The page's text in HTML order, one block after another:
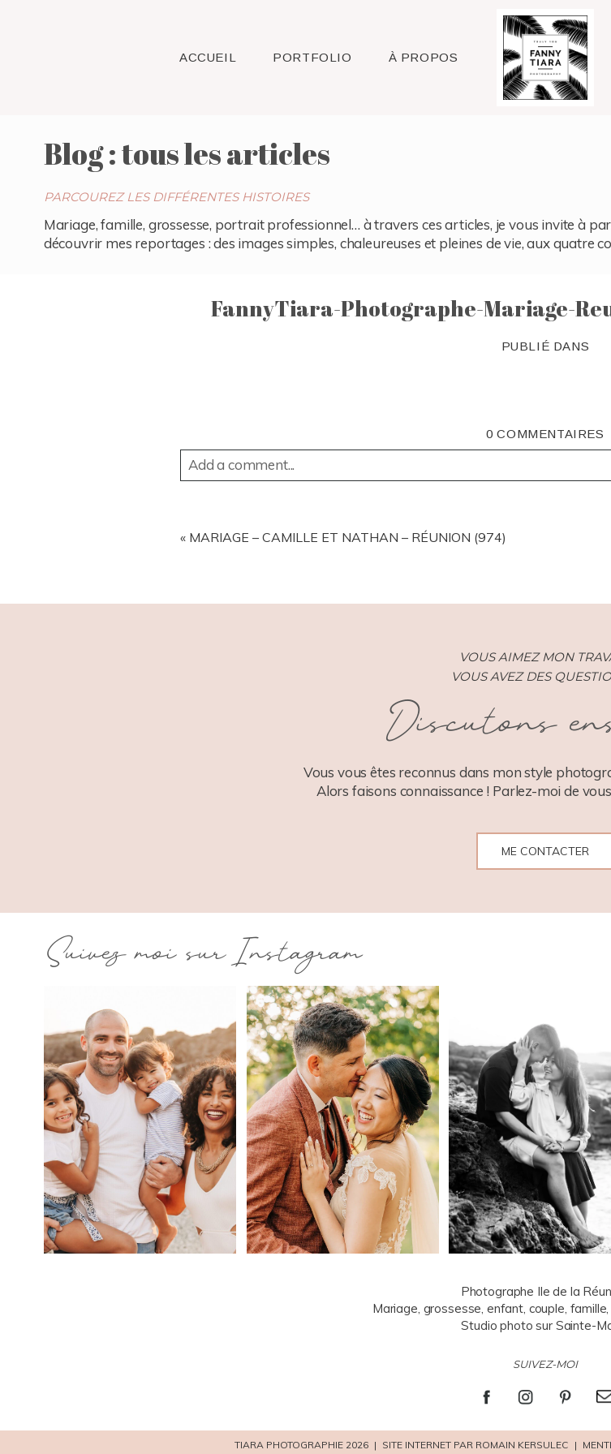
ACCUEIL PORTFOLIO À PROPOS Raleigh
Blog : tous les articles
PARCOUREZ LES DIFFÉRENTES HISTOIRES
Mariage, famille, grossesse, portrait professionnel… à travers ces articles, je vous invite à
découvrir mes reportages : des images simples, chaleureuses et pleines de vie, aux quatre
FannyTiara-Photographe-Mariage-
PUBLIÉ DANS
0 COMMENTAIRES
Add a comment...
« MARIAGE – CAMILLE ET NATHAN – RÉUNION (974)
VOUS AIMEZ MON
VOUS AVEZ DES
Discutons
Vous vous êtes reconnus dans mon style
Alors faisons connaissance ! Parlez-moi de
ME CONTACTER
Suivez moi sur Instagram
Photographe Ile de la
Mariage, grossesse, enfant, couple,
Studio photo sur Sainte-
SUIVEZ-MOI
TIARA PHOTOGRAPHIE 2026 | SITE INTERNET PAR ROMAIN KERSULEC |